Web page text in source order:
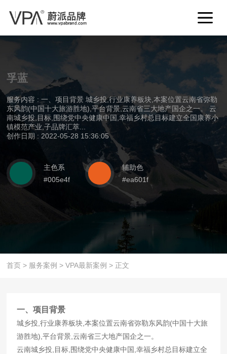
孚蓝
服务内容 : 一、项目背景 城乡投,行业康养板块,本案位置云南省弥勒
东风韵(中国十大旅游胜地),平台背景,云南省三大地产国企之一。 云
南城乡投,目标,围绕党中央健康中国,幸福乡村总目标建立全国康养小
镇模范产业,子品牌汇萃...
创作日期 : 2022-05-28 15:36:05
主色系
#005e4f
辅助色
#ea601f
首页 > 服务案例 >VPA最新案例 > 正文
一、项目背景
城乡投,行业康养板块,本案位置云南省弥勒东风韵(中国十大旅
游胜地),平台背景,云南省三大地产国企之一。
云南城乡投,目标,围绕党中央健康中国,幸福乡村总目标建立全